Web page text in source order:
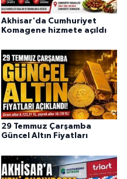
Akhisar'da Cumhuriyet
Komagene hizmete açıldı
29 Temmuz Çarşamba
Güncel Altın Fiyatları